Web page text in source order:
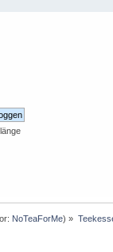
NoTeaForMe) »